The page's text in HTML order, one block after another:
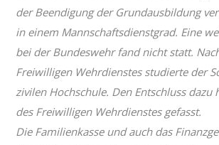
der Beendigung der Grundausbildung
in einem Mannschaftsdienstgrad. Eine
bei der Bundeswehr fand nicht statt.
Freiwilligen Wehrdienstes studierte der
zivilen Hochschule. Den Entschluss dazu
des Freiwilligen Wehrdienstes gefasst.
Die Familienkasse und auch das